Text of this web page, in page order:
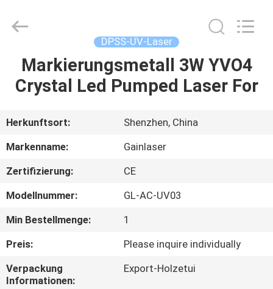
HAUS
ÜBER
UNS
FABRIK-
AUSFLUG
QUALITÄTSKONTROLLE
Laser
Technology
Reserved.
DPSS-UV-Laser
Markierungsmetall 3W YVO4
Crystal Led Pumped Laser For
Herkunftsort:
Shenzhen, China
Markenname:
Gainlaser
Zertifizierung:
CE
Modellnummer:
GL-AC-UV03
Min Bestellmenge:
1
Preis:
Please inquire individually
Verpackung
Informationen:
Export-Holzetui